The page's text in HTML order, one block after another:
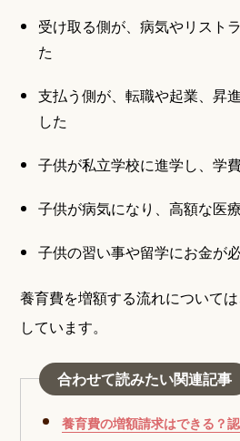
受け取る側が、病気やリスト
た
支払う側が、転職や起業、昇
した
子供が私立学校に進学し、学
子供が病気になり、高額な医
子供の習い事や留学にお金が
養育費を増額する流れについて
しています。
合わせて読みたい関連記事
養育費の増額請求はできる？